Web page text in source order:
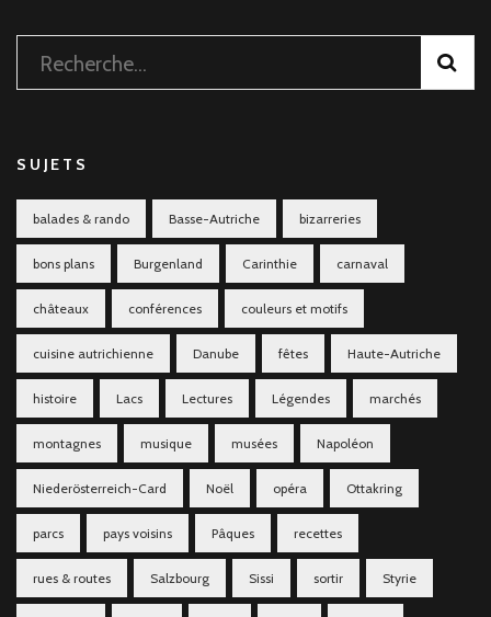
Rechercher :
SUJETS
balades & rando Basse-Autriche bizarreries
bons plans Burgenland Carinthie carnaval
châteaux conférences couleurs et motifs
cuisine autrichienne Danube fêtes Haute-Autriche
histoire Lacs Lectures Légendes marchés
montagnes musique musées Napoléon
Niederösterreich-Card Noël opéra Ottakring
parcs pays voisins Pâques recettes
rues & routes Salzbourg Sissi sortir Styrie